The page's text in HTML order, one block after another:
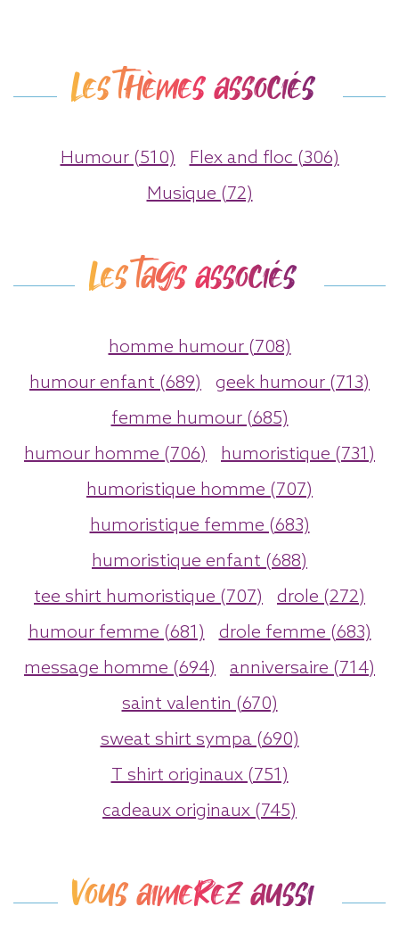
Les thèmes associés
Humour (510)
Flex and floc (306)
Musique (72)
Les tags associés
homme humour (708)
humour enfant (689)
geek humour (713)
femme humour (685)
humour homme (706)
humoristique (731)
humoristique homme (707)
humoristique femme (683)
humoristique enfant (688)
tee shirt humoristique (707)
drole (272)
humour femme (681)
drole femme (683)
message homme (694)
anniversaire (714)
saint valentin (670)
sweat shirt sympa (690)
T shirt originaux (751)
cadeaux originaux (745)
Vous aimerez aussi